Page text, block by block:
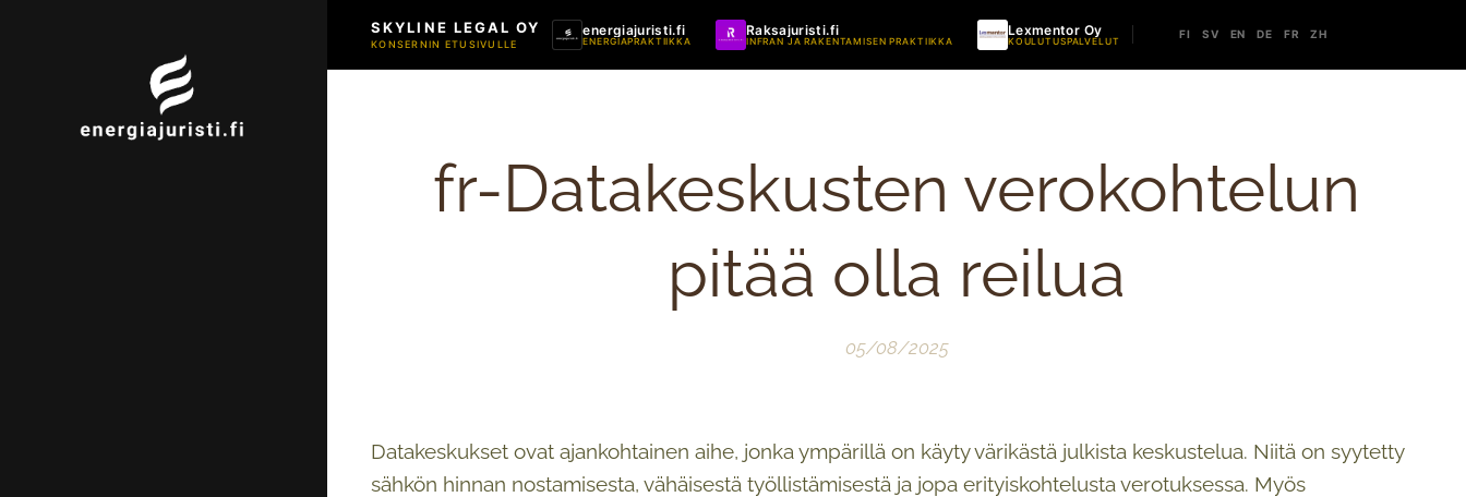
SKYLINE LEGAL OY
KONSERNIN ETUSIVULLE
energiajuristi.fi
ENERGIAPRAKTIIKKA
Raksajuristi.fi
INFRAN JA RAKENTAMISEN PRAKTIIKKA
Lexmentor Oy
KOULUTUSPALVELUT
FI SV EN DE FR ZH
fr-Datakeskusten verokohtelun
pitää olla reilua
05/08/2025
Datakeskukset ovat ajankohtainen aihe, jonka ympärillä on käyty värikästä julkista keskustelua. Niitä on syytetty
sähkön hinnan nostamisesta, vähäisestä työllistämisestä ja jopa erityiskohtelusta verotuksessa. Myös